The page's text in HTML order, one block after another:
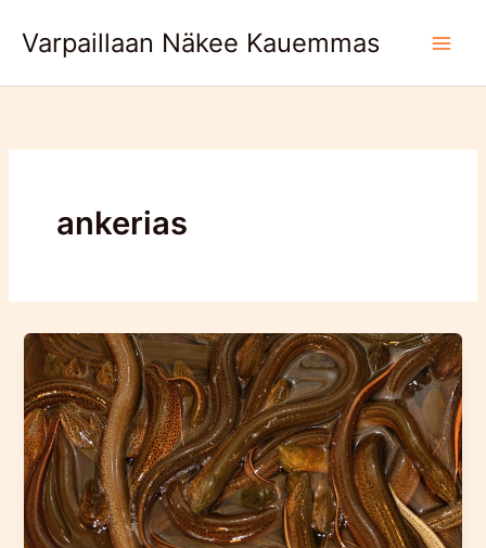
Varpaillaan Näkee Kauemmas
ankerias